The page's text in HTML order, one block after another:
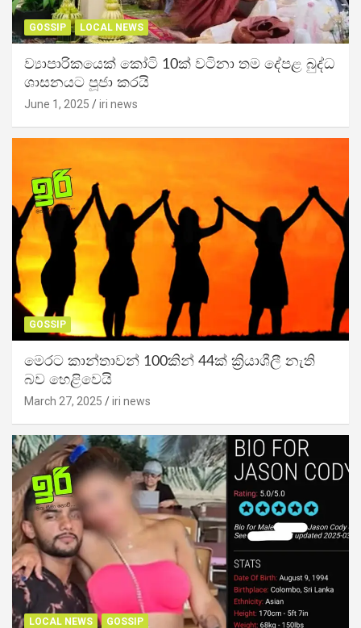
GOSSIP LOCAL NEWS
ව්‍යාපාරිකයෙක් කෝටි 10ක් වටිනා තම දේපළ බුද්ධ
ශාසනයට පූජා කරයි
June 1, 2025 iri news
GOSSIP
මෙරට කාන්තාවන් 100කින් 44ක් ක්‍රියාශීලී නැති
බව හෙළිවෙයි
March 27, 2025 iri news
LOCAL NEWS GOSSIP